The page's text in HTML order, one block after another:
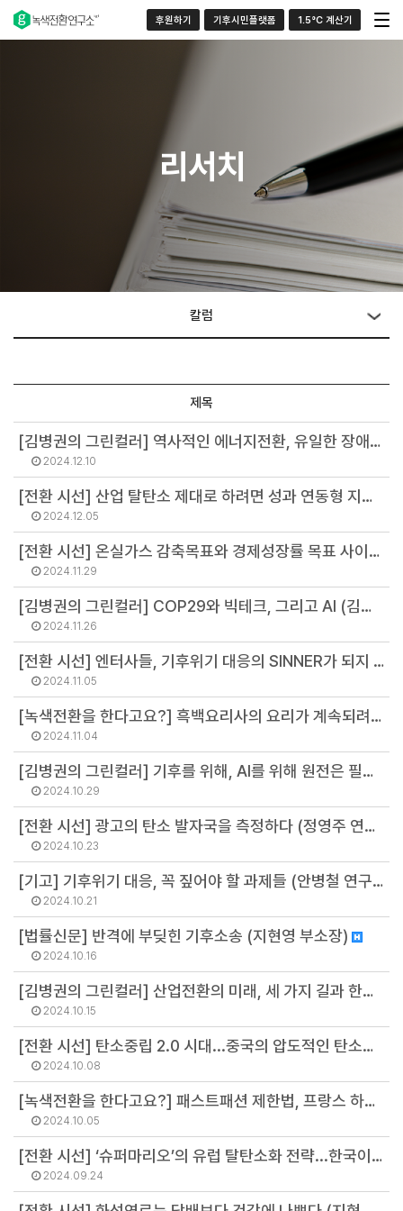
후원하기 기후시민플랫폼 1.5°C 계산기
리서치
칼럼
제목
[김병권의 그린컬러] 역사적인 에너지전환, 유일한 장애물은 정치 (김병권 연구위원)
2024.12.10
[전환 시선] 산업 탈탄소 제대로 하려면 성과 연동형 지원 필요 (지현영 부소장)
2024.12.05
[전환 시선] 온실가스 감축목표와 경제성장률 목표 사이에서 (김병권 연구위원)
2024.11.29
[김병권의 그린컬러] COP29와 빅테크, 그리고 AI (김병권 연구위원)
2024.11.26
[전환 시선] 엔터사들, 기후위기 대응의 SINNER가 되지 않으려면 (오선아 연구원)
2024.11.05
[녹색전환을 한다고요?] 흑백요리사의 요리가 계속되려면 (황정화 연구원)
2024.11.04
[김병권의 그린컬러] 기후를 위해, AI를 위해 원전은 필요없다 (김병권 연구위원)
2024.10.29
[전환 시선] 광고의 탄소 발자국을 측정하다 (정영주 연구원)
2024.10.23
[기고] 기후위기 대응, 꼭 짚어야 할 과제들 (안병철 연구위원)
2024.10.21
[법률신문] 반격에 부딪힌 기후소송 (지현영 부소장)
2024.10.16
[김병권의 그린컬러] 산업전환의 미래, 세 가지 길과 한국 (김병권 연구위원)
2024.10.15
[전환 시선] 탄소중립 2.0 시대...중국의 압도적인 탄소중립 산업경쟁력 (이유진 소장)
2024.10.08
[녹색전환을 한다고요?] 패스트패션 제한법, 프랑스 하원 통과의 의미 (정영주 연구원)
2024.10.05
[전환 시선] ‘슈퍼마리오’의 유럽 탈탄소화 전략...한국이 배울 점은? (오선아 연구원)
2024.09.24